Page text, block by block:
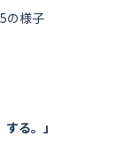
の様子
る。」